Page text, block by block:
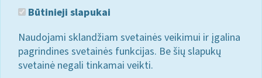
Būtinieji slapukai
Naudojami sklandžiam svetainės veikimui ir įgalina
pagrindines svetainės funkcijas. Be šių slapukų
svetainė negali tinkamai veikti.